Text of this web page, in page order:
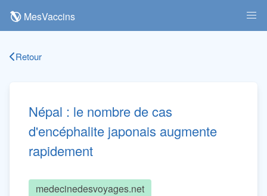
MesVaccins
Retour
Népal : le nombre de cas
d'encéphalite japonais augmente
rapidement
medecinedesvoyages.net